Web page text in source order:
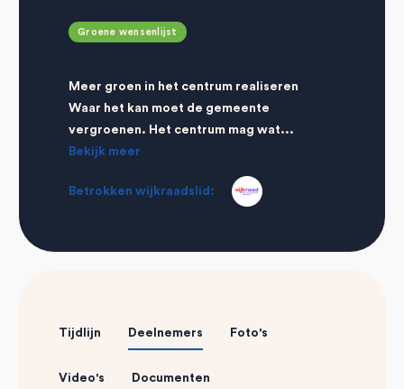
Groene wensenlijst
Meer groen in het centrum realiseren
Waar het kan moet de gemeente
vergroenen. Het centrum mag wat...
Bekijk meer
Betrokken wijkraadslid:
Tijdlijn Deelnemers Foto's
Video's Documenten